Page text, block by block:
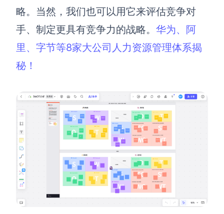
AI生成竞品分析
AI生成安索夫矩阵
AI生成Grow模型
AI生成AARRR模型
模板社区
企业服务
私有化部署
管理功能定制 · 专业部署方案
客户案例
用boardmix提升团队协作效率
略。当然，我们也可以用它来评估竞争对
手、制定更具有竞争力的战略。 华为、阿
里、字节等8家大公司人力资源管理体系揭
秘！